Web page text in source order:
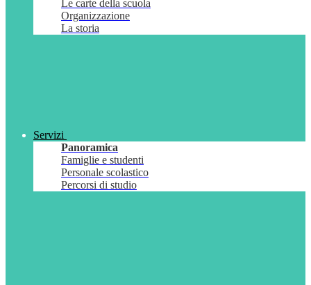
Le carte della scuola
Organizzazione
La storia
Servizi
Panoramica
Famiglie e studenti
Personale scolastico
Percorsi di studio